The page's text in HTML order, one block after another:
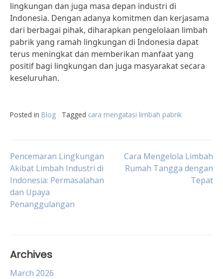
lingkungan dan juga masa depan industri di
Indonesia. Dengan adanya komitmen dan kerjasama
dari berbagai pihak, diharapkan pengelolaan limbah
pabrik yang ramah lingkungan di Indonesia dapat
terus meningkat dan memberikan manfaat yang
positif bagi lingkungan dan juga masyarakat secara
keseluruhan.
Posted in Blog Tagged cara mengatasi limbah pabrik
Post
navigation
Pencemaran Lingkungan
Akibat Limbah Industri di
Indonesia: Permasalahan
dan Upaya
Penanggulangan
Cara Mengelola Limbah
Rumah Tangga dengan
Tepat
Archives
March 2026